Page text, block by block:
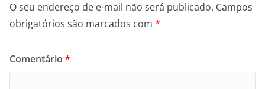
O seu endereço de e-mail não será publicado. Campos
obrigatórios são marcados com *
Comentário *